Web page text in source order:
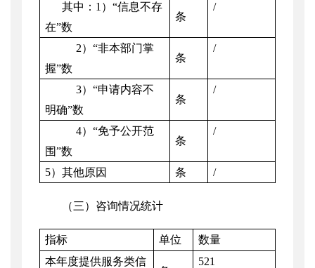
其中： 1 ）“信息不存
在”数
条
/
2）“非本部门掌
握”数
条
/
3）“申请内容不
明确”数
条
/
4）“免予公开范
围”数
条
/
5）其他原因 条 /
（三）咨询情况统计
指标 单位
数量
本年度提供服务类信
521